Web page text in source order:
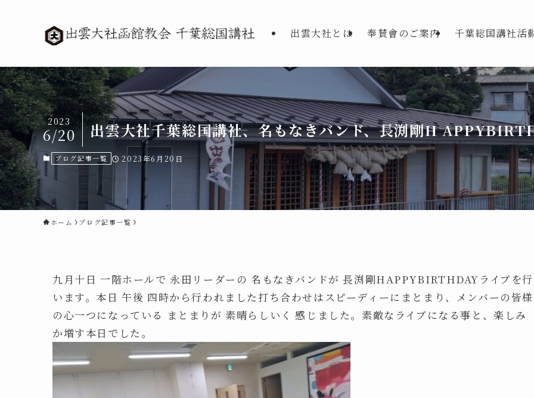
出雲大社とは 奉賛會のご案内 千葉総国講社活
出雲大社千葉総国講社、名もなきバンド、長渕剛H
2023
6/20
ブログ記事一覧 2023年6月20日
ホーム ブログ記事一覧
九月十日 一階ホールで 永田リーダーの 名もなきバンドが 長渕剛HAPPYBIRTHDAYライブを行
います。本日 午後 四時から行われました打ち合わせはスピーディーにまとまり、メンバーの皆様
の心一つになっている まとまりが 素晴らしいく 感じました。素敵なライブになる事と、楽しみ
か増す本日でした。